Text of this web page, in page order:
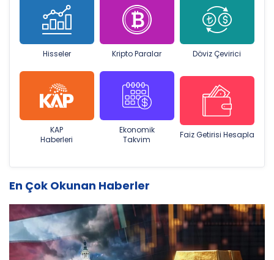
Hisseler Kripto Paralar Döviz Çevirici
KAP
Haberleri
Ekonomik
Takvim
Faiz Getirisi Hesapla
En Çok Okunan Haberler